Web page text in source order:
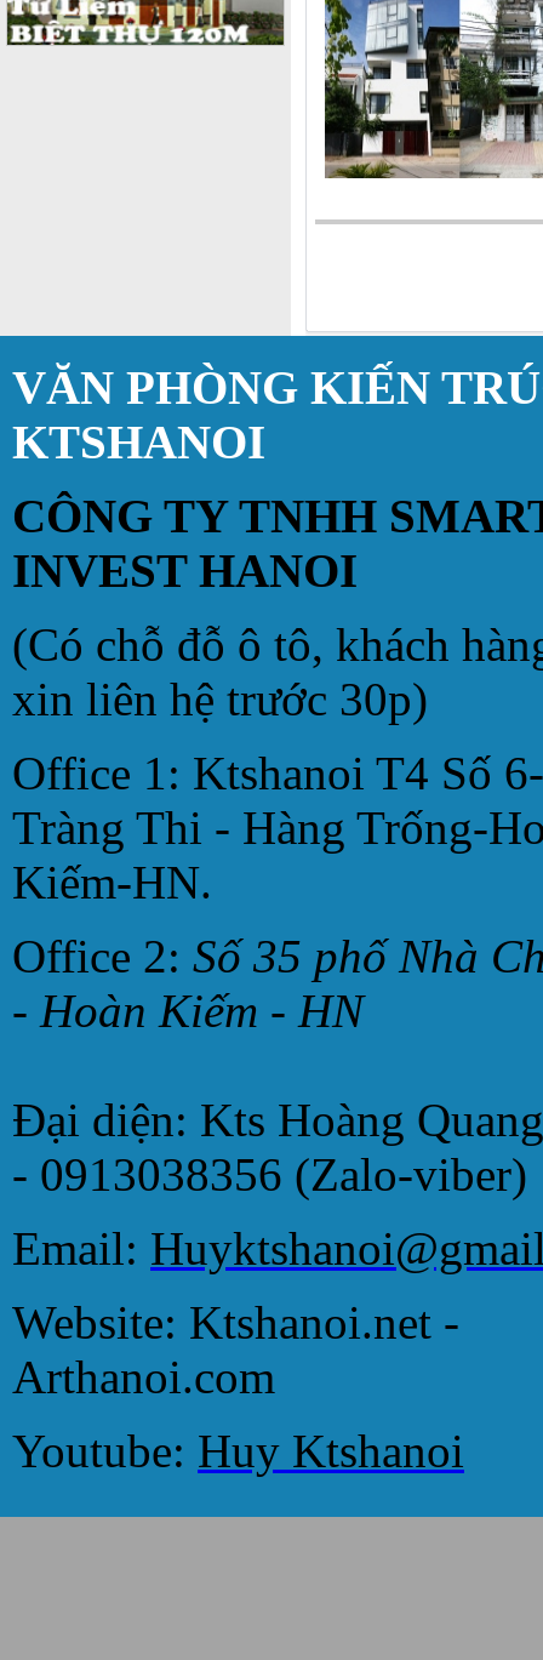
VĂN PHÒNG KIẾN
KTSHANOI
CÔNG TY TNHH
INVEST HANOI
(Có chỗ đỗ ô tô, khách
xin liên hệ trước 30p)
Office 1: Ktshanoi T4 Số
Tràng Thi - Hàng Trống-
Kiếm-HN.
Office 2: Số 35 phố Nhà
- Hoàn Kiếm - HN
Đại diện: Kts Hoàng
- 0913038356 (Zalo-viber)
Email:
Website: Ktshanoi.net -
Arthanoi.com
Youtube: Huy Ktshanoi